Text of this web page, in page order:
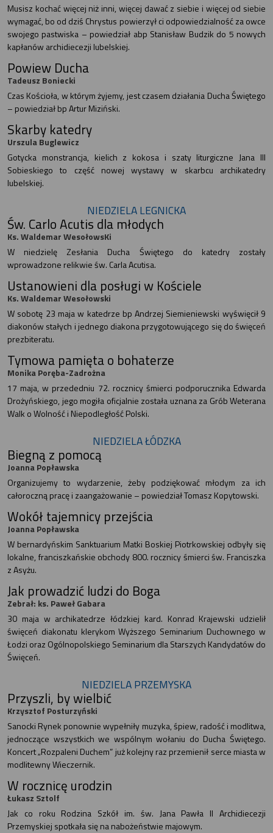
Musisz kochać więcej niż inni, więcej dawać z siebie i więcej od siebie
wymagać, bo od dziś Chrystus powierzył ci odpowiedzialność za owce
swojego pastwiska – powiedział abp Stanisław Budzik do 5 nowych
kapłanów archidiecezji lubelskiej.
Powiew Ducha
Tadeusz Boniecki
Czas Kościoła, w którym żyjemy, jest czasem działania Ducha Świętego
– powiedział bp Artur Miziński.
Skarby katedry
Urszula Buglewicz
Gotycka monstrancja, kielich z kokosa i szaty liturgiczne Jana III
Sobieskiego to część nowej wystawy w skarbcu archikatedry
lubelskiej.
NIEDZIELA LEGNICKA
Św. Carlo Acutis dla młodych
Ks. Waldemar WesołowsKi
W niedzielę Zesłania Ducha Świętego do katedry zostały
wprowadzone relikwie św. Carla Acutisa.
Ustanowieni dla posługi w Kościele
Ks. Waldemar Wesołowski
W sobotę 23 maja w katedrze bp Andrzej Siemieniewski wyświęcił 9
diakonów stałych i jednego diakona przygotowującego się do święceń
prezbiteratu.
Tymowa pamięta o bohaterze
Monika Poręba-Zadrożna
17 maja, w przededniu 72. rocznicy śmierci podporucznika Edwarda
Drożyńskiego, jego mogiła oficjalnie została uznana za Grób Weterana
Walk o Wolność i Niepodległość Polski.
NIEDZIELA ŁÓDZKA
Biegną z pomocą
Joanna Popławska
Organizujemy to wydarzenie, żeby podziękować młodym za ich
całoroczną pracę i zaangażowanie – powiedział Tomasz Kopytowski.
Wokół tajemnicy przejścia
Joanna Popławska
W bernardyńskim Sanktuarium Matki Boskiej Piotrkowskiej odbyły się
lokalne, franciszkańskie obchody 800. rocznicy śmierci św. Franciszka
z Asyżu.
Jak prowadzić ludzi do Boga
Zebrał: ks. Paweł Gabara
30 maja w archikatedrze łódzkiej kard. Konrad Krajewski udzielił
święceń diakonatu klerykom Wyższego Seminarium Duchownego w
Łodzi oraz Ogólnopolskiego Seminarium dla Starszych Kandydatów do
Święceń.
NIEDZIELA PRZEMYSKA
Przyszli, by wielbić
Krzysztof Posturzyński
Sanocki Rynek ponownie wypełniły muzyka, śpiew, radość i modlitwa,
jednoczące wszystkich we wspólnym wołaniu do Ducha Świętego.
Koncert „Rozpaleni Duchem” już kolejny raz przemienił serce miasta w
modlitewny Wieczernik.
W rocznicę urodzin
Łukasz Sztolf
Jak co roku Rodzina Szkół im. św. Jana Pawła II Archidiecezji
Przemyskiej spotkała się na nabożeństwie majowym.